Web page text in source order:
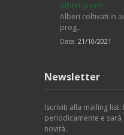
Alberi pronti
Alberi coltivati in
prog…
Data: 21/10/2021
Newsletter
Iscriviti alla mailing list:
periodicamente e
novità.